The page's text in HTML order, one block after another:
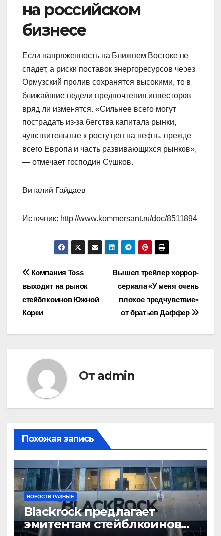
на российском
бизнесе
Если напряженность на Ближнем Востоке не
спадет, а риски поставок энергоресурсов через
Ормузский пролив сохранятся высокими, то в
ближайшие недели предпочтения инвесторов
вряд ли изменятся. «Сильнее всего могут
пострадать из-за бегства капитала рынки,
чувствительные к росту цен на нефть, прежде
всего Европа и часть развивающихся рынков»,
— отмечает господин Сушков.
Виталий Гайдаев
Источник: http://www.kommersant.ru/doc/8511894
Навигация
по
записям
Вышел трейлер хоррор-
сериала «У меня очень
плохое предчувствие»
от братьев Даффер
Компания Toss
выходит на рынок
стейблкоинов Южной
Кореи
От admin
Похожая запись
НОВОСТИ РАЗНЫЕ
Blackrock предлагает
эмитентам стейблкоинов